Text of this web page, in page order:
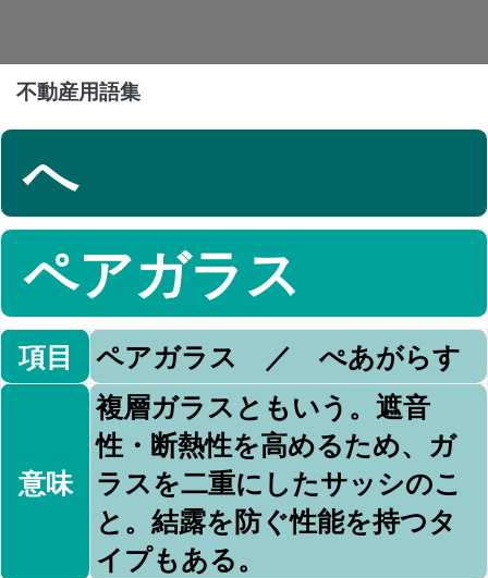
不動産用語集
へ
ペアガラス
項目 ペアガラス ／ ぺあがらす
意味
複層ガラスともいう。遮音
性・断熱性を高めるため、ガ
ラスを二重にしたサッシのこ
と。結露を防ぐ性能を持つタ
イプもある。